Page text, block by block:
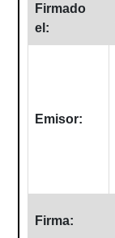
Firmado
el:
Emisor:
Firma: